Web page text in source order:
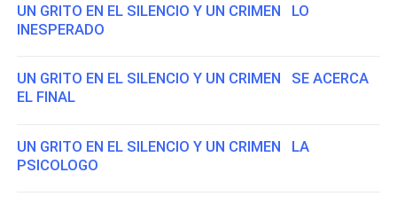
UN GRITO EN EL SILENCIO Y UN CRIMEN LO
INESPERADO
UN GRITO EN EL SILENCIO Y UN CRIMEN SE ACERCA
EL FINAL
UN GRITO EN EL SILENCIO Y UN CRIMEN LA
PSICOLOGO